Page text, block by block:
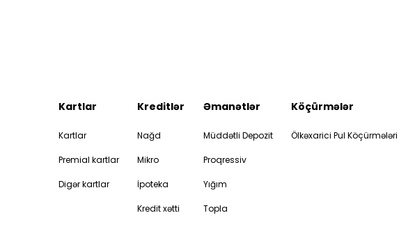
Kartlar
Kartlar
Premial kartlar
Digər kartlar
Kreditlər
Nağd
Mikro
İpoteka
Kredit xətti
Əmanətlər
Müddətli Depozit
Proqressiv
Yığım
Topla
Köçürmələr
Ölkəxarici Pul Köçürmələri